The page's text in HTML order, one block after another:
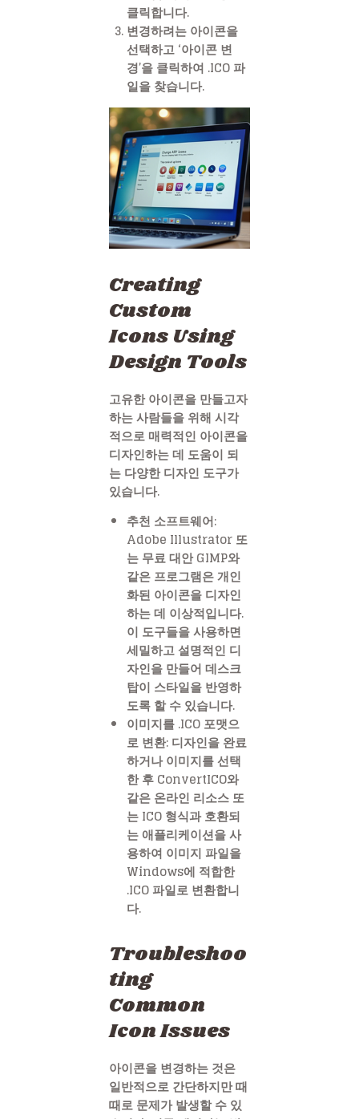
클릭합니다.
변경하려는 아이콘을
선택하고 ‘아이콘 변
경’을 클릭하여 .ICO 파
일을 찾습니다.
Creating
Custom
Icons Using
Design Tools
고유한 아이콘을 만들고자
하는 사람들을 위해 시각
적으로 매력적인 아이콘을
디자인하는 데 도움이 되
는 다양한 디자인 도구가
있습니다.
추천 소프트웨어:
Adobe Illustrator 또
는 무료 대안 GIMP와
같은 프로그램은 개인
화된 아이콘을 디자인
하는 데 이상적입니다.
이 도구들을 사용하면
세밀하고 설명적인 디
자인을 만들어 데스크
탑이 스타일을 반영하
도록 할 수 있습니다.
이미지를 .ICO 포맷으
로 변환: 디자인을 완료
하거나 이미지를 선택
한 후 ConvertICO와
같은 온라인 리소스 또
는 ICO 형식과 호환되
는 애플리케이션을 사
용하여 이미지 파일을
Windows에 적합한
.ICO 파일로 변환합니
다.
Troubleshoo
ting
Common
Icon Issues
아이콘을 변경하는 것은
일반적으로 간단하지만 때
때로 문제가 발생할 수 있